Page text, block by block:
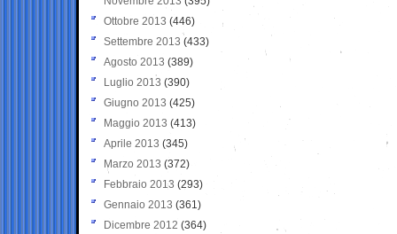
Ottobre 2013 (446)
Settembre 2013 (433)
Agosto 2013 (389)
Luglio 2013 (390)
Giugno 2013 (425)
Maggio 2013 (413)
Aprile 2013 (345)
Marzo 2013 (372)
Febbraio 2013 (293)
Gennaio 2013 (361)
Dicembre 2012 (364)